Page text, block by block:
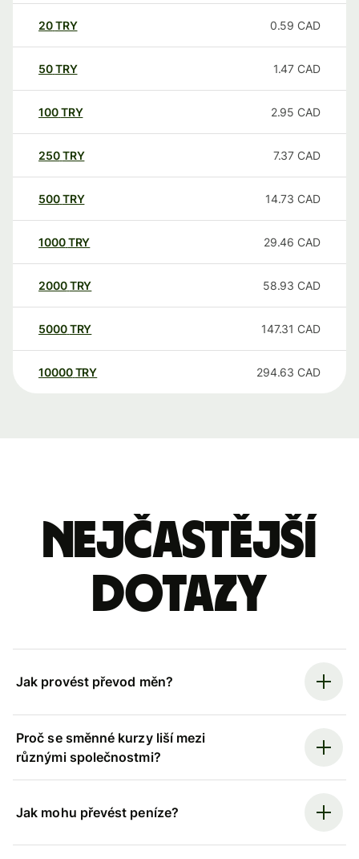
20TRY 0.59 CAD
50TRY 1.47 CAD
100TRY 2.95 CAD
250TRY 7.37 CAD
500TRY 14.73 CAD
1000TRY 29.46 CAD
2000TRY 58.93 CAD
5000TRY 147.31 CAD
10000 TRY 294.63 CAD
Nejčastější
dotazy
Jak provést převod měn?
Proč se směnné kurzy liší mezi
různými společnostmi?
Jak mohu převést peníze?